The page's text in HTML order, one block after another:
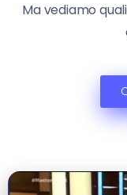
Ma vediamo